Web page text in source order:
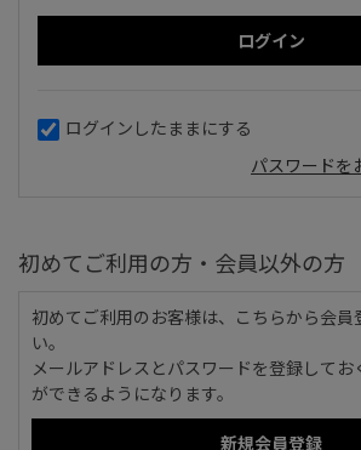
ログインしたままにする
パスワードを
初めてご利用の方・会員以外の方
初めてご利用のお客様は、こちらから会員
い。
メールアドレスとパスワードを登録して
ができるようになります。